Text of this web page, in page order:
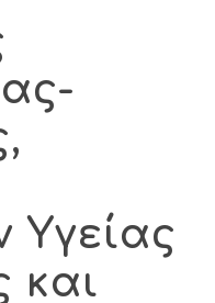
Υγείας
και